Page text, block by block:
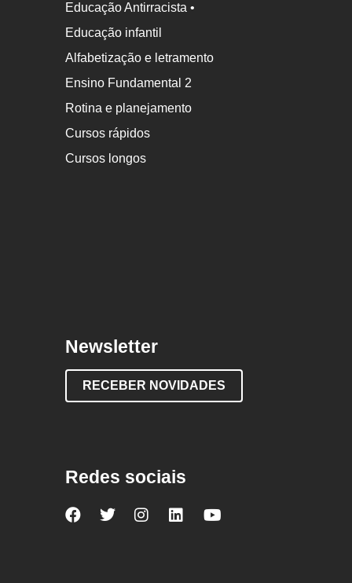
Educação Antirracista •
Educação infantil
Alfabetização e letramento
Ensino Fundamental 2
Rotina e planejamento
Cursos rápidos
Cursos longos
Newsletter
RECEBER NOVIDADES
Redes sociais
NovaNova Nova NovaNova